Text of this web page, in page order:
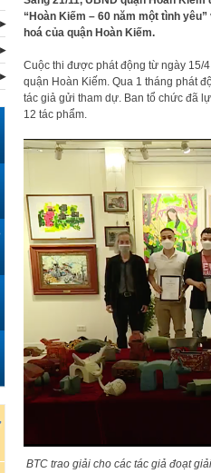
“Hoàn Kiếm – 60 năm một tình
hoá của quận Hoàn Kiếm.
Cuộc thi được phát động từ ngày 15/
quận Hoàn Kiếm. Qua 1 tháng phát
tác giả gửi tham dự. Ban tổ chức đã
12 tác phẩm.
BTC trao giải cho các tác giả đoạt